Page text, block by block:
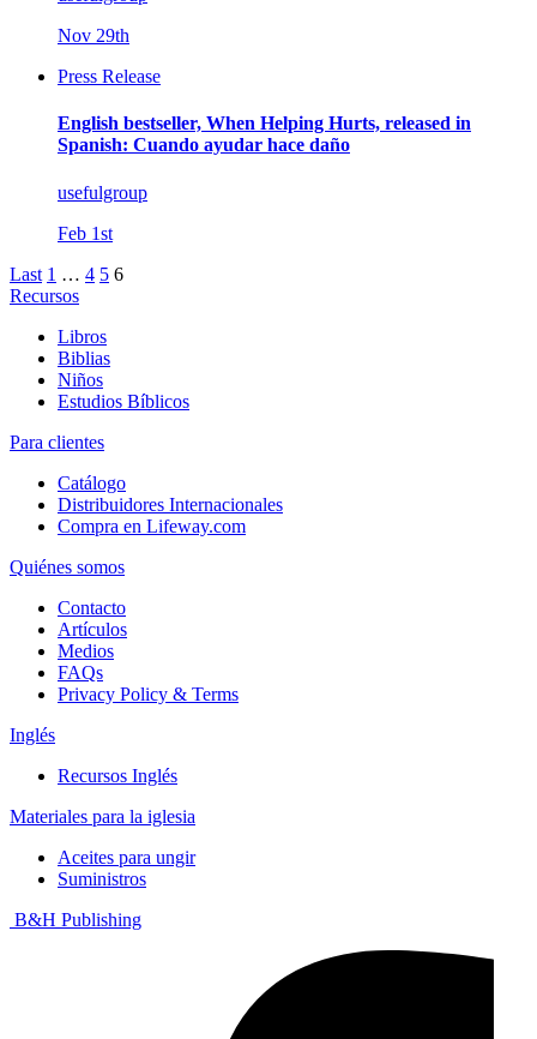
Nov 29th
Press Release
English bestseller, When Helping Hurts, released in
Spanish: Cuando ayudar hace daño
usefulgroup
Feb 1st
Last 1 … 4 5 6
Recursos
Libros
Biblias
Niños
Estudios Bíblicos
Para clientes
Catálogo
Distribuidores Internacionales
Compra en Lifeway.com
Quiénes somos
Contacto
Artículos
Medios
FAQs
Privacy Policy & Terms
Inglés
Recursos Inglés
Materiales para la iglesia
Aceites para ungir
Suministros
B&H Publishing